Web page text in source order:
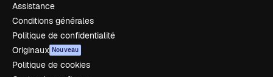
Assistance
Conditions générales
Politique de confidentialité
Originaux Nouveau
Politique de cookies